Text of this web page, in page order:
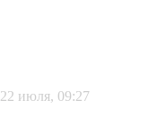
22 июля, 09:27